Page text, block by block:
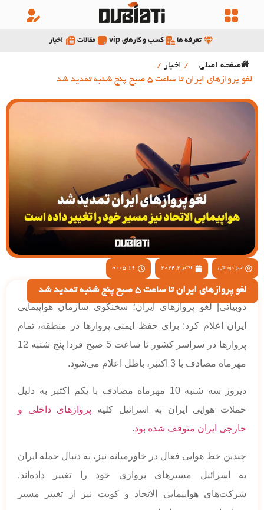
تعرفه ها کسب و کارهای vip مقالات اخبار
صفحه اصلی / اخبار /
لغو پروازهای ایران تا ساعت 5 صبح پنج شنبه تمدید شد
خبر دوبیاتی اکتبر 2, 2024 5:19 ب.ظ
لغو پروازهای ایران تا ساعت 5 صبح پنج شنبه تمدید شد
دوبیاتی| لغو پروازهای ایران؛ سخنگوی سازمان هواپیمایی
ایران اعلام کرد: برای حفظ ایمنی پروازها در منطقه، تمام
پروازها در سراسر کشور تا ساعت 5 صبح فردا پنج شنبه 12
مهرماه مصادف با 3 اکتبر، باطل اعلام می‌شود.
دیروز سه شنبه 10 مهرماه مصادف با یکم اکتبر به دلیل
حملات هوایی ایران به اسرائیل کلیه پروازهای داخلی و
خارجی ایران متوقف شده بود.
چندین خط هوایی فعال در خاورمیانه نیز، به دنبال حمله ایران
به اسرائیل مسیرهای پروازی خود را تغییر داده‌اند.
شرکت‌های هواپیمایی الاتحاد و کویت نیز از تغییر مسیر